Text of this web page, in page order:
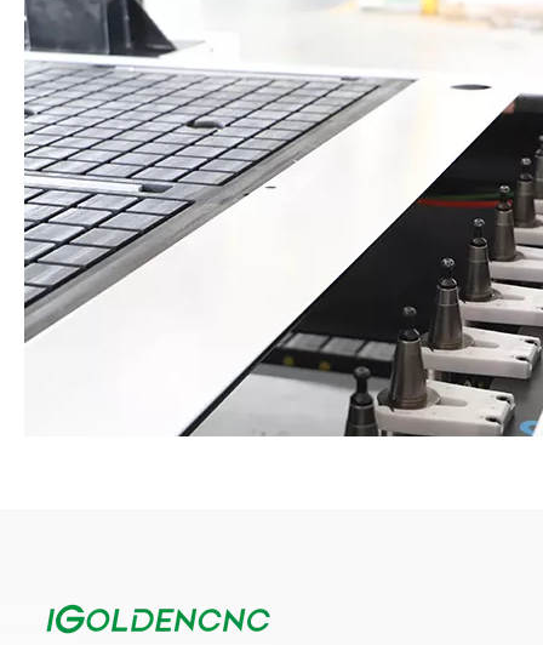
Công cụ tự động thay đổi với Tạp chí công cụ nâng